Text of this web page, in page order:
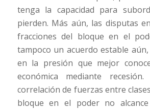
tenga la capacidad para
pierden. Más aún, las disputas
fracciones del bloque en el
tampoco un acuerdo estable
en la presión que mejor
económica mediante
correlación de fuerzas entre
bloque en el poder no